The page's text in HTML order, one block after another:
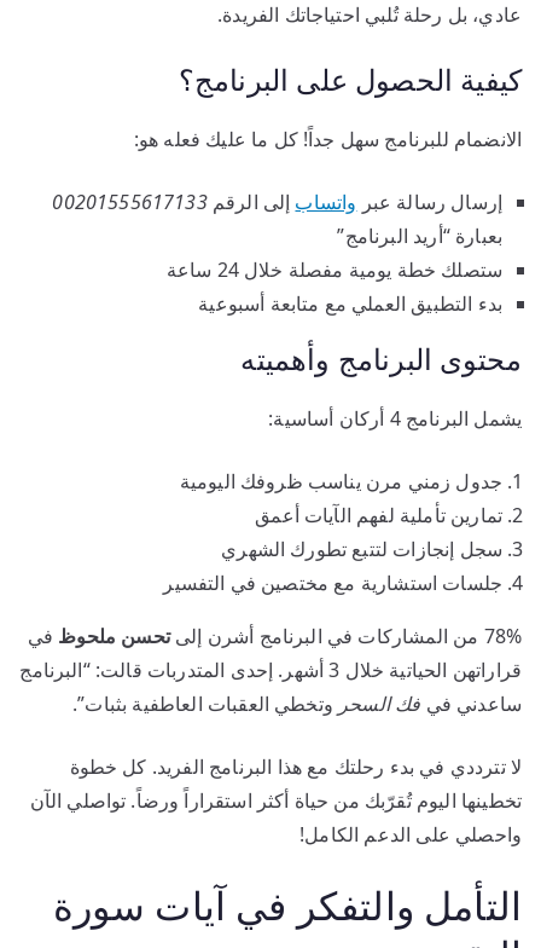
عادي، بل رحلة تُلبي احتياجاتك الفريدة.
كيفية الحصول على البرنامج؟
الانضمام للبرنامج سهل جداً! كل ما عليك فعله هو:
إرسال رسالة عبر واتساب إلى الرقم00201555617133
بعبارة “أريد البرنامج”
ستصلك خطة يومية مفصلة خلال 24 ساعة
بدء التطبيق العملي مع متابعة أسبوعية
محتوى البرنامج وأهميته
يشمل البرنامج 4 أركان أساسية:
جدول زمني مرن يناسب ظروفك اليومية
تمارين تأملية لفهم الآيات أعمق
سجل إنجازات لتتبع تطورك الشهري
جلسات استشارية مع مختصين في التفسير
78% من المشاركات في البرنامج أشرن إلى
تحسن ملحوظ في
قراراتهن الحياتية خلال 3 أشهر. إحدى المتدربات قالت: “البرنامج
ساعدني في فك السحر وتخطي العقبات العاطفية بثبات”.
لا تترددي في بدء رحلتك مع هذا البرنامج الفريد. كل خطوة
تخطينها اليوم تُقرّبك من حياة أكثر استقراراً ورضاً. تواصلي الآن
واحصلي على الدعم الكامل!
التأمل والتفكر في آيات سورة